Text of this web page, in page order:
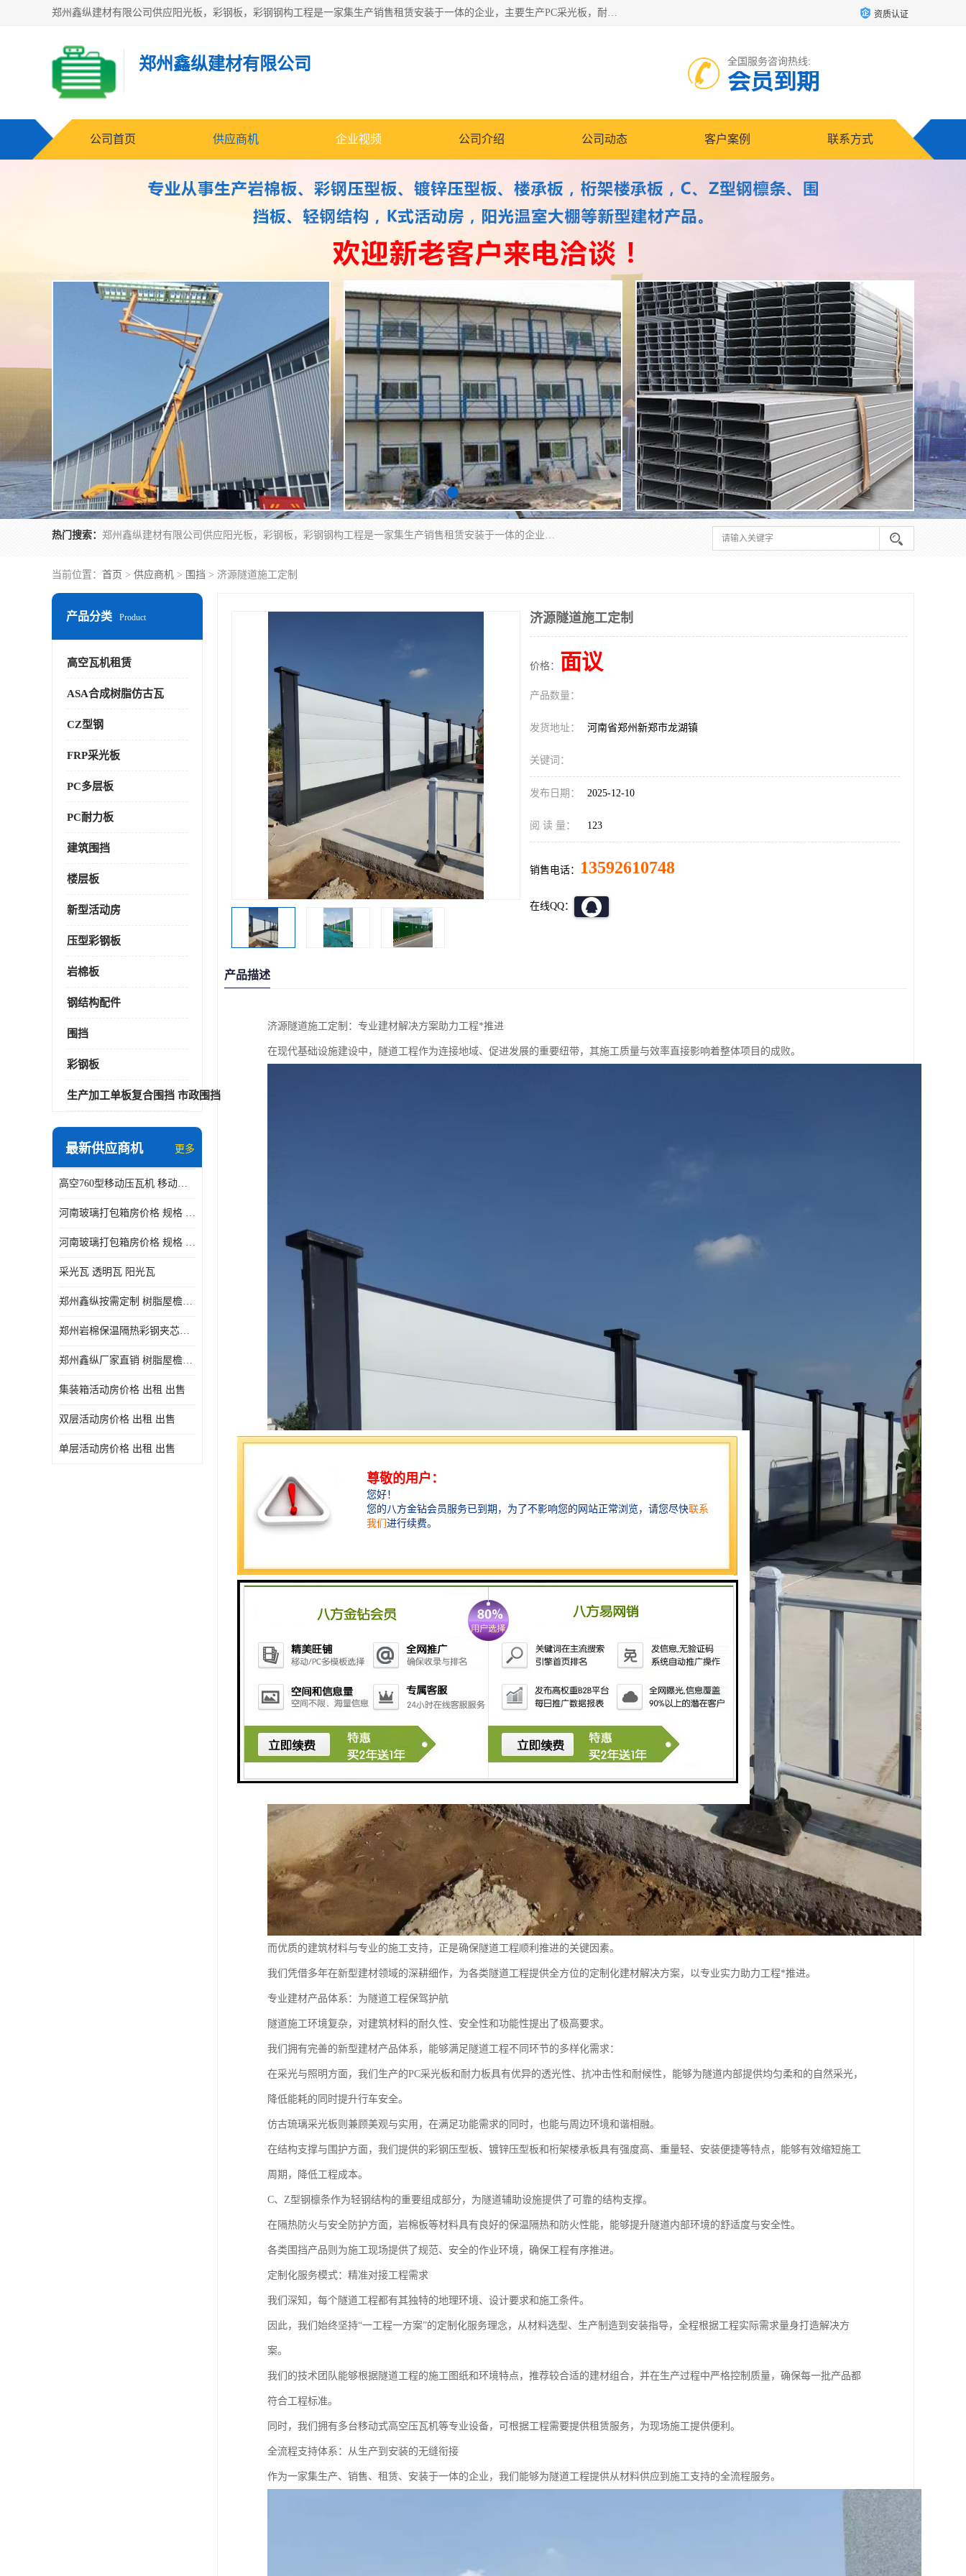
郑州鑫纵建材有限公司供应阳光板，彩钢板，彩钢钢构工程是一家集生产销售租赁安装于一体的企业，主要生产PC采光板，耐力板，仿古琉璃采光板，岩棉板、彩钢压型板、镀锌压型板、桁架楼承板，C、Z型钢檩条、围挡板、轻钢结构，阳光温室大棚等新型建材产品。公司旗下有多台移动式高空压瓦机租赁，承接全国各地业务，专业对外租赁各种型号压瓦机。 资质认证
郑州鑫纵建材有限公司 全国服务咨询热线:
会员到期
公司首页 供应商机 企业视频 公司介绍 公司动态 客户案例 联系方式
热门搜索： 郑州鑫纵建材有限公司供应阳光板，彩钢板，彩钢钢构工程是一家集生产销售租赁安装于一体的企业，主要生产PC采光板，耐力板，仿古琉璃采光板，岩棉板、彩钢压型板、镀锌压型板、桁架楼承板，C、Z型钢檩条、围挡板、轻钢结构，阳光温室大棚等新型建材产品。公司旗下有多台移动式高空压瓦机租赁，承接全国各地业务，专业对外租赁各种型号压瓦机。
当前位置： 首页 > 供应商机 > 围挡 > 济源隧道施工定制
产品分类 Product
高空瓦机租赁
ASA合成树脂仿古瓦
CZ型钢
FRP采光板
PC多层板
PC耐力板
建筑围挡
楼层板
新型活动房
压型彩钢板
岩棉板
钢结构配件
围挡
彩钢板
生产加工单板复合围挡 市政围挡
最新供应商机 更多
高空760型移动压瓦机 移动升降制瓦设备租赁选郑州鑫纵
河南玻璃打包箱房价格 规格 鑫纵建材按需定制
河南玻璃打包箱房价格 规格 鑫纵建材批发
采光瓦 透明瓦 阳光瓦
郑州鑫纵按需定制 树脂屋檐装饰塑料琉璃瓦片 中式仿古瓦的特点 价格
郑州岩棉保温隔热彩钢夹芯板 郑州鑫纵支持定做
郑州鑫纵厂家直销 树脂屋檐装饰塑料琉璃瓦片 中式仿古瓦的特点 价格
集装箱活动房价格 出租 出售
双层活动房价格 出租 出售
单层活动房价格 出租 出售
济源隧道施工定制
价格： 面议
产品数量：
发货地址： 河南省郑州新郑市龙湖镇
关键词：
发布日期： 2025-12-10
阅 读 量： 123
销售电话： 13592610748
在线QQ：
产品描述
济源隧道施工定制：专业建材解决方案助力工程*推进
在现代基础设施建设中，隧道工程作为连接地域、促进发展的重要纽带，其施工质量与效率直接影响着整体项目的成败。
而优质的建筑材料与专业的施工支持，正是确保隧道工程顺利推进的关键因素。
我们凭借多年在新型建材领域的深耕细作，为各类隧道工程提供全方位的定制化建材解决方案，以专业实力助力工程*推进。
专业建材产品体系：为隧道工程保驾护航
隧道施工环境复杂，对建筑材料的耐久性、安全性和功能性提出了极高要求。
我们拥有完善的新型建材产品体系，能够满足隧道工程不同环节的多样化需求：
在采光与照明方面，我们生产的PC采光板和耐力板具有优异的透光性、抗冲击性和耐候性，能够为隧道内部提供均匀柔和的自然采光，
降低能耗的同时提升行车安全。
仿古琉璃采光板则兼顾美观与实用，在满足功能需求的同时，也能与周边环境和谐相融。
在结构支撑与围护方面，我们提供的彩钢压型板、镀锌压型板和桁架楼承板具有强度高、重量轻、安装便捷等特点，能够有效缩短施工
周期，降低工程成本。
C、Z型钢檩条作为轻钢结构的重要组成部分，为隧道辅助设施提供了可靠的结构支撑。
在隔热防火与安全防护方面，岩棉板等材料具有良好的保温隔热和防火性能，能够提升隧道内部环境的舒适度与安全性。
各类围挡产品则为施工现场提供了规范、安全的作业环境，确保工程有序推进。
定制化服务模式：精准对接工程需求
我们深知，每个隧道工程都有其独特的地理环境、设计要求和施工条件。
因此，我们始终坚持“一工程一方案”的定制化服务理念，从材料选型、生产制造到安装指导，全程根据工程实际需求量身打造解决方
案。
我们的技术团队能够根据隧道工程的施工图纸和环境特点，推荐较合适的建材组合，并在生产过程中严格控制质量，确保每一批产品都
符合工程标准。
同时，我们拥有多台移动式高空压瓦机等专业设备，可根据工程需要提供租赁服务，为现场施工提供便利。
全流程支持体系：从生产到安装的无缝衔接
作为一家集生产、销售、租赁、安装于一体的企业，我们能够为隧道工程提供从材料供应到施工支持的全流程服务。